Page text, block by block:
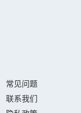
常见问题
联系我们